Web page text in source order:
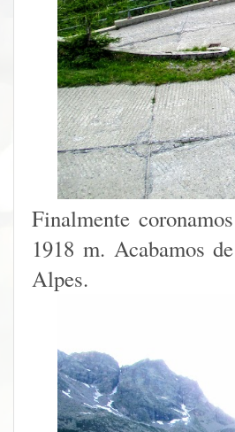
Finalmente
1918 m. Acabamos
Alpes.